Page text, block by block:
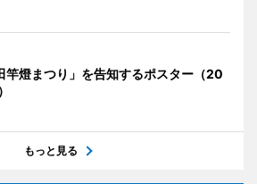
竿燈まつり」を告知するポスター（20
もっと見る